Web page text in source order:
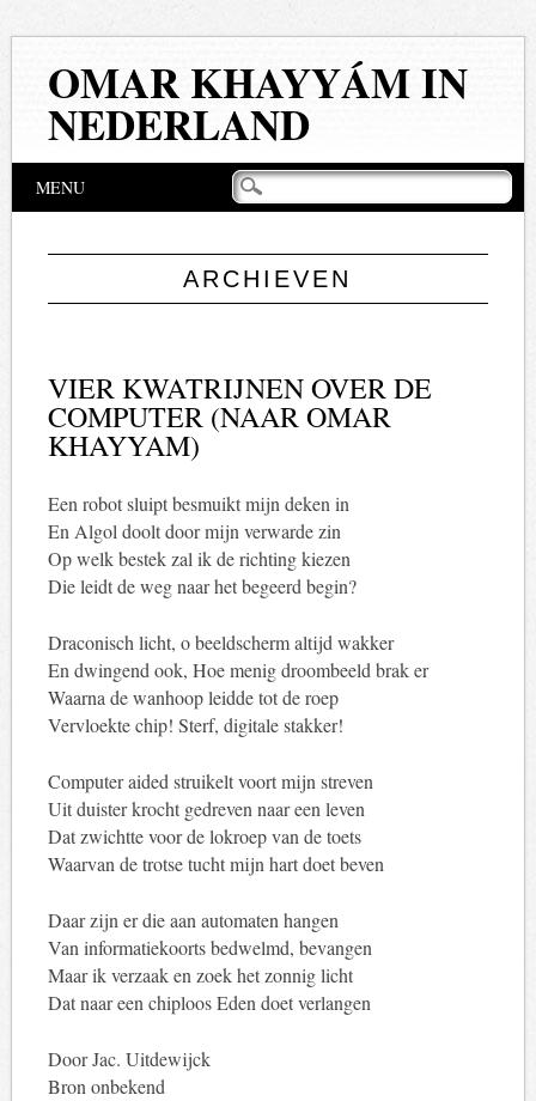
OMAR KHAYYÁM IN
NEDERLAND
Hoofdmenu
springen
MENU
ARCHIEVEN
VIER KWATRIJNEN OVER DE
COMPUTER (NAAR OMAR
KHAYYAM)
Een robot sluipt besmuikt mijn deken in
En Algol doolt door mijn verwarde zin
Op welk bestek zal ik de richting kiezen
Die leidt de weg naar het begeerd begin?
Draconisch licht, o beeldscherm altijd wakker
En dwingend ook, Hoe menig droombeeld brak er
Waarna de wanhoop leidde tot de roep
Vervloekte chip! Sterf, digitale stakker!
Computer aided struikelt voort mijn streven
Uit duister krocht gedreven naar een leven
Dat zwichtte voor de lokroep van de toets
Waarvan de trotse tucht mijn hart doet beven
Daar zijn er die aan automaten hangen
Van informatiekoorts bedwelmd, bevangen
Maar ik verzaak en zoek het zonnig licht
Dat naar een chiploos Eden doet verlangen
Door Jac. Uitdewijck
Bron onbekend